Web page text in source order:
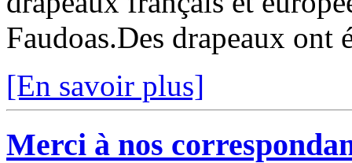
Faudoas.Des drapeaux ont
[En savoir plus]
Merci à nos